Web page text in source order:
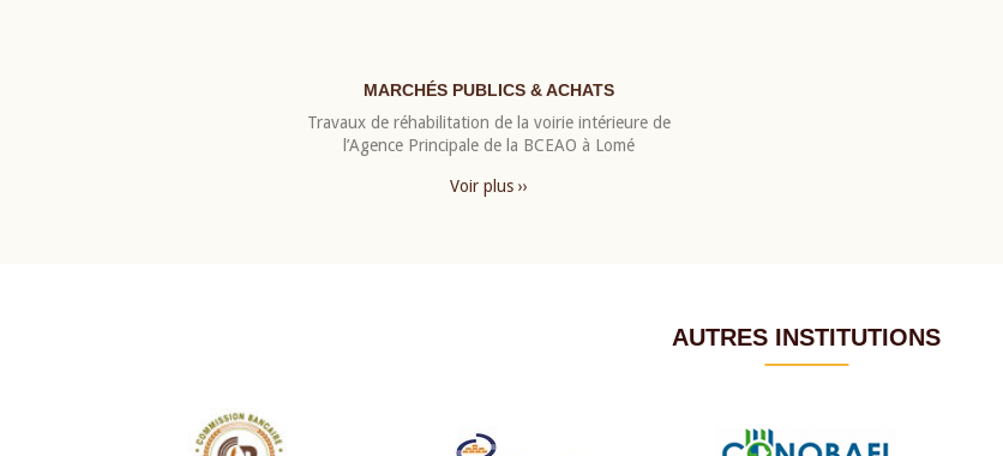
MARCHÉS PUBLICS & ACHATS
Travaux de réhabilitation de la voirie intérieure de
l’Agence Principale de la BCEAO à Lomé
Voir plus ››
AUTRES INSTITUTIONS